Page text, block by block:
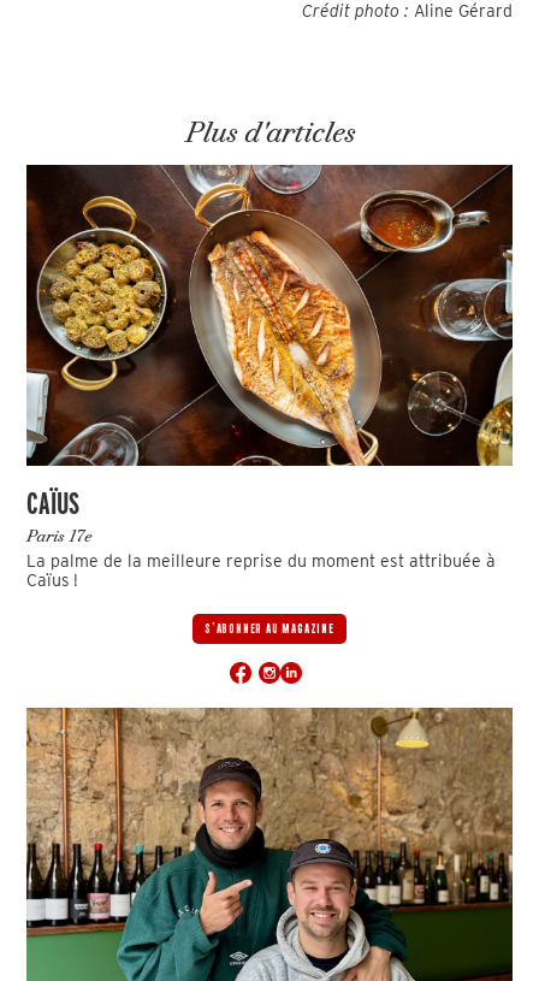
Crédit photo : Aline Gérard
Plus d'articles
CAÏUS
Paris 17e
La palme de la meilleure reprise du moment est attribuée à
Caïus !
S'ABONNER AU MAGAZINE